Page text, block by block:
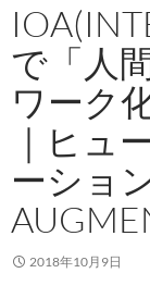
で「人
ワーク
｜ヒュ
ーショ
2018年10月9日